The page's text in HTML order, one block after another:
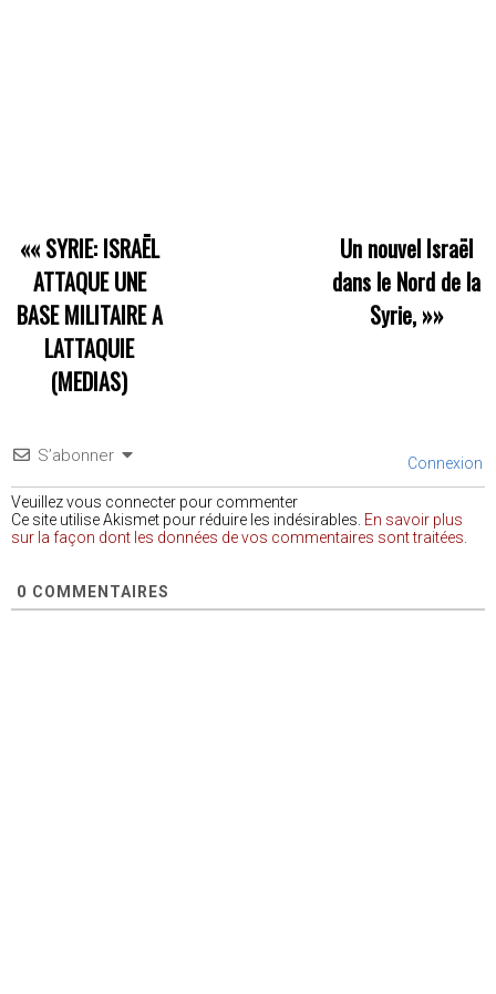
«« SYRIE: ISRAËL
ATTAQUE UNE
BASE MILITAIRE A
LATTAQUIE
(MEDIAS)
Un nouvel Israël
dans le Nord de la
Syrie,»»
S’abonner Connexion
Veuillez vous connecter pour commenter
Ce site utilise Akismet pour réduire les indésirables. En savoir plus
sur la façon dont les données de vos commentaires sont traitées
0 COMMENTAIRES